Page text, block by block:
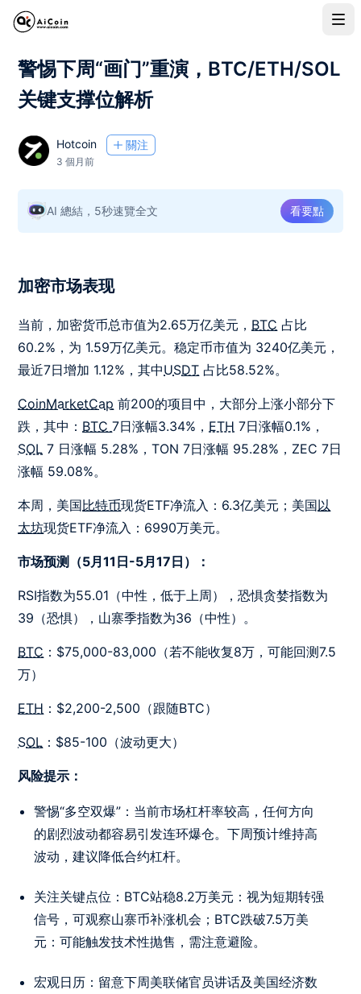
警惕下周“画门”重演，BTC/ETH/SOL
关键支撑位解析
Hotcoin 關注
3 個月前
AI 總結，5秒速覽全文 看要點
加密市场表现
当前，加密货币总市值为2.65万亿美元， BTC 占比
60.2%，为 1.59万亿美元。稳定币市值为 3240亿美元，
最近7日增加 1.12%，其中USDT 占比58.52%。
CoinMarketCap 前200的项目中，大部分上涨小部分下
跌，其中： BTC7日涨幅3.34%， ETH 7日涨幅0.1%，
SOL 7 日涨幅 5.28%，TON 7日涨幅 95.28%，ZEC 7日
涨幅 59.08%。
本周，美国比特币现货ETF净流入：6.3亿美元；美国以
太坊现货ETF净流入：6990万美元。
市场预测（5月11日-5月17日）：
RSI指数为55.01（中性，低于上周），恐惧贪婪指数为
39（恐惧），山寨季指数为36（中性）。
BTC ：$75,000-83,000（若不能收复8万，可能回测7.5
万）
ETH ：$2,200-2,500（跟随BTC）
SOL ：$85-100（波动更大）
风险提示：
警惕“多空双爆”：当前市场杠杆率较高，任何方向
的剧烈波动都容易引发连环爆仓。下周预计维持高
波动，建议降低合约杠杆。
关注关键点位：BTC站稳8.2万美元：视为短期转强
信号，可观察山寨币补涨机会；BTC跌破7.5万美
元：可能触发技术性抛售，需注意避险。
宏观日历：留意下周美联储官员讲话及美国经济数